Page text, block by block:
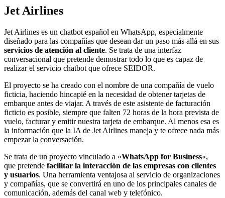
Jet Airlines
Jet Airlines es un chatbot español en WhatsApp, especialmente
diseñado para las compañías que desean dar un paso más allá en sus
servicios de atención al cliente. Se trata de una interfaz
conversacional que pretende demostrar todo lo que es capaz de
realizar el servicio chatbot que ofrece SEIDOR.
El proyecto se ha creado con el nombre de una compañía de vuelo
ficticia, haciendo hincapié en la necesidad de obtener tarjetas de
embarque antes de viajar. A través de este asistente de facturación
ficticio es posible, siempre que falten 72 horas de la hora prevista de
vuelo, facturar y emitir nuestra tarjeta de embarque. Al menos esa es
la información que la IA de Jet Airlines maneja y te ofrece nada más
empezar la conversación.
Se trata de un proyecto vinculado a «WhatsApp for Business«,
que pretende facilitar la interacción de las empresas con clientes
y usuarios. Una herramienta ventajosa al servicio de organizaciones
y compañías, que se convertirá en uno de los principales canales de
comunicación, además del canal web y telefónico.